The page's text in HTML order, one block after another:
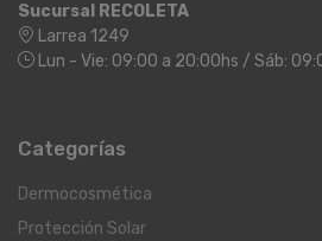
Sucursal RECOLETA
Larrea 1249
Lun - Vie: 09:00 a 20:00hs / Sáb:
Categorías
Dermocosmética
Protección Solar